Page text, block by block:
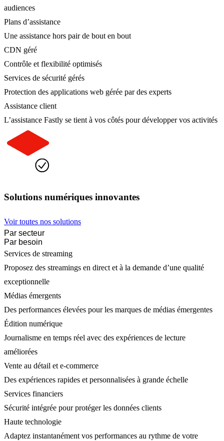
audiences
Plans d’assistance
Une assistance hors pair de bout en bout
CDN géré
Contrôle et flexibilité optimisés
Services de sécurité gérés
Protection des applications web gérée par des experts
Assistance client
L’assistance Fastly se tient à vos côtés pour développer vos activités
Solutions numériques innovantes
Voir toutes nos solutions
Par secteur
Par besoin
Services de streaming
Proposez des streamings en direct et à la demande d’une qualité
exceptionnelle
Médias émergents
Des performances élevées pour les marques de médias émergentes
Édition numérique
Journalisme en temps réel avec des expériences de lecture
améliorées
Vente au détail et e-commerce
Des expériences rapides et personnalisées à grande échelle
Services financiers
Sécurité intégrée pour protéger les données clients
Haute technologie
Adaptez instantanément vos performances au rythme de votre